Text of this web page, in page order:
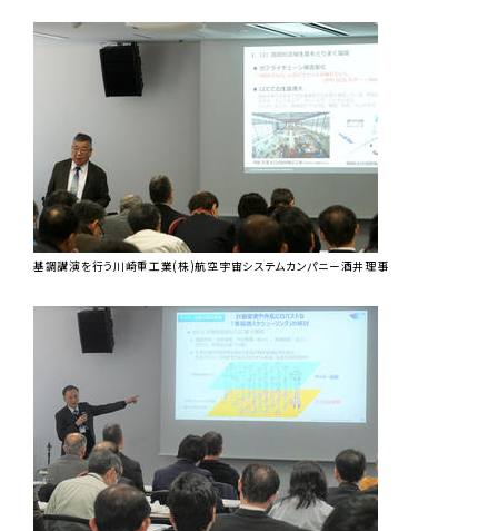
基調講演を行う川崎重工業(株)航空宇宙システムカンパニー酒井理事